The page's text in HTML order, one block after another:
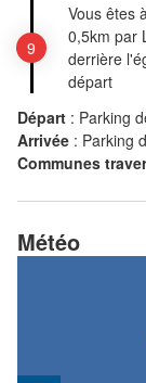
Vous êtes
0,5km par
derrière
départ
Départ : Parking
Arrivée : Parking
Communes
Météo